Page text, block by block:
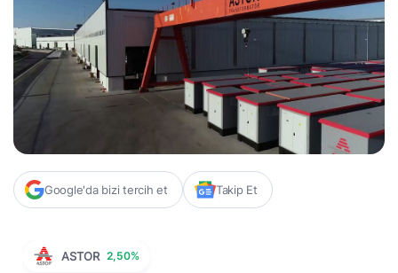
Google'da bizi tercih et Takip Et
ASTOR 2,50%